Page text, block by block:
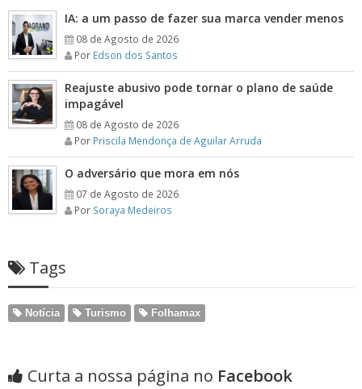
IA: a um passo de fazer sua marca vender menos
08 de Agosto de 2026
Por Edson dos Santos
Reajuste abusivo pode tornar o plano de saúde
impagável
08 de Agosto de 2026
Por Priscila Mendonça de Aguilar Arruda
O adversário que mora em nós
07 de Agosto de 2026
Por Soraya Medeiros
Tags
Notícia Turismo Folhamax
Curta a nossa página no Facebook